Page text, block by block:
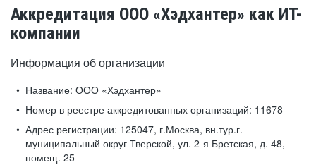
Аккредитация ООО «Хэдхантер» как ИТ-
компании
Информация об организации
Название: ООО «Хэдхантер»
Номер в реестре аккредитованных организаций: 11678
Адрес регистрации: 125047, г.Москва, вн.тур.г.
муниципальный округ Тверской, ул. 2-я Бретская, д. 48,
помещ. 25